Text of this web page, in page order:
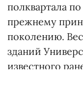
полквартала
прежнему
поколению.
зданий
известного
затем
центре парка